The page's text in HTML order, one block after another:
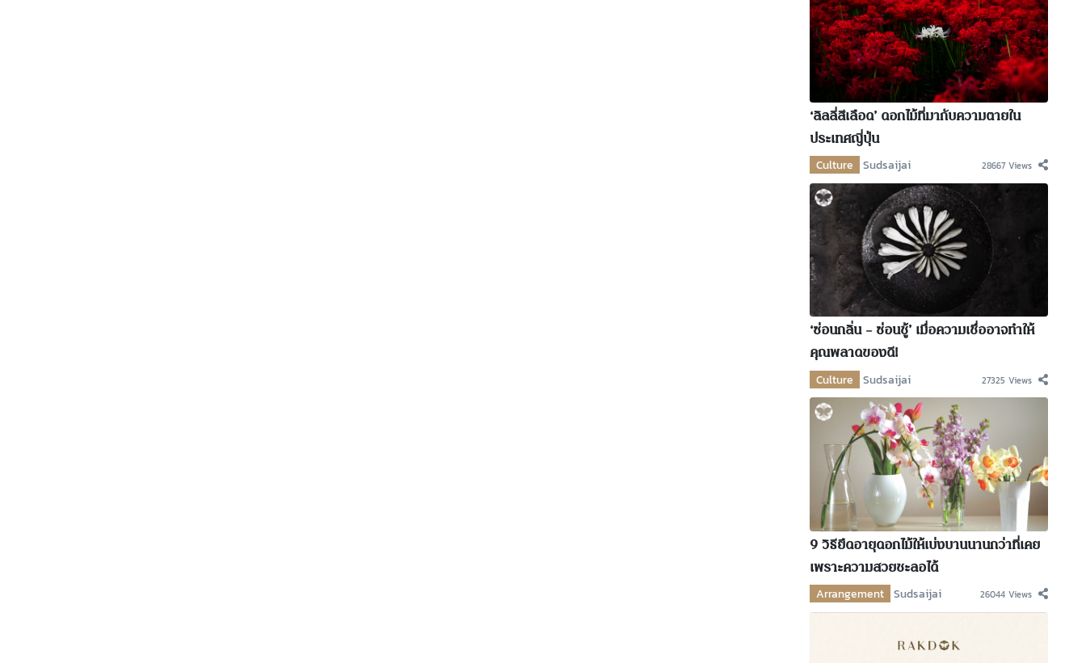
‘ลิลลี่สีเลือด’ ดอกไม้ที่มากับความตายใน
ประเทศญี่ปุ่น
Culture Sudsaijai 28667 Views
‘ซ่อนกลิ่น – ซ่อนชู้’ เมื่อความเชื่ออาจทำให้
คุณพลาดของดี!
Culture Sudsaijai 27325 Views
9 วิธียืดอายุดอกไม้ให้เบ่งบานนานกว่าที่เคย
เพราะความสวยชะลอได้
Arrangement Sudsaijai 26044 Views